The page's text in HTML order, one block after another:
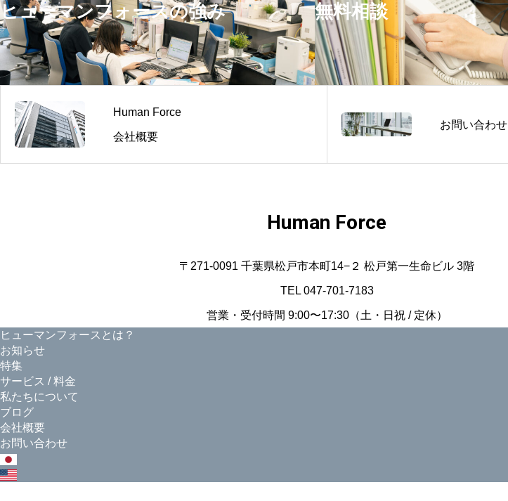
ヒューマンフォースの強み 無料相談
Human Force
会社概要
お問い合わせ
Human Force
〒271-0091 千葉県松戸市本町14−２ 松戸第一生命ビル 3階
TEL 047-701-7183
営業・受付時間 9:00〜17:30（土・日祝 / 定休）
ヒューマンフォースとは？
お知らせ
特集
サービス / 料金
私たちについて
ブログ
会社概要
お問い合わせ